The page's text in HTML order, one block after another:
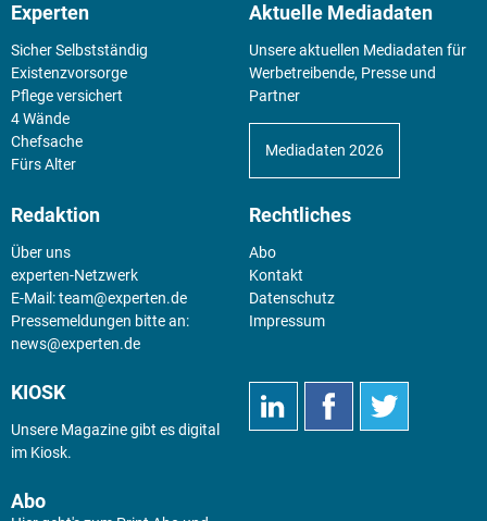
Experten
Sicher Selbstständig
Existenz­vorsorge
Pflege versichert
4 Wände
Chefsache
Fürs Alter
Aktuelle Mediadaten
Unsere aktuellen Mediadaten für
Werbetreibende, Presse und
Partner
Mediadaten 2026
Redaktion
Über uns
experten-Netzwerk
E-Mail:team@experten.de
Pressemeldungen bitte an:
news@experten.de
Rechtliches
Abo
Kontakt
Datenschutz
Impressum
KIOSK
Unsere Magazine gibt es digital
im Kiosk.
Abo